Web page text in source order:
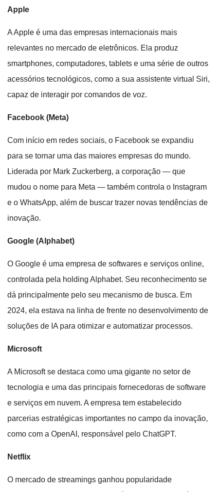
Apple
A Apple é uma das empresas internacionais mais
relevantes no mercado de eletrônicos. Ela produz
smartphones, computadores, tablets e uma série de outros
acessórios tecnológicos, como a sua assistente virtual Siri,
capaz de interagir por comandos de voz.
Facebook (Meta)
Com início em redes sociais, o Facebook se expandiu
para se tornar uma das maiores empresas do mundo.
Liderada por Mark Zuckerberg, a corporação — que
mudou o nome para Meta — também controla o Instagram
e o WhatsApp, além de buscar trazer novas tendências de
inovação.
Google (Alphabet)
O Google é uma empresa de softwares e serviços online,
controlada pela holding Alphabet. Seu reconhecimento se
dá principalmente pelo seu mecanismo de busca. Em
2024, ela estava na linha de frente no desenvolvimento de
soluções de IA para otimizar e automatizar processos.
Microsoft
A Microsoft se destaca como uma gigante no setor de
tecnologia e uma das principais fornecedoras de software
e serviços em nuvem. A empresa tem estabelecido
parcerias estratégicas importantes no campo da inovação,
como com a OpenAI, responsável pelo ChatGPT.
Netflix
O mercado de streamings ganhou popularidade